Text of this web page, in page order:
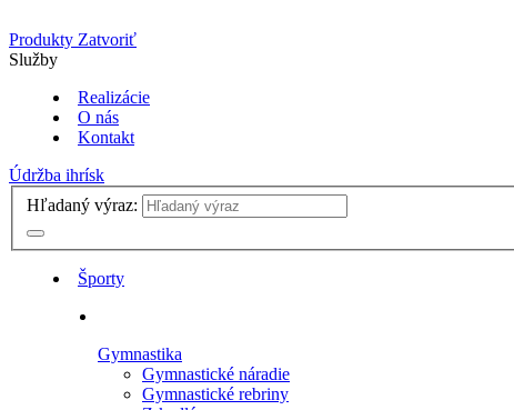
Produkty Zatvoriť
Služby
Realizácie
O nás
Kontakt
Údržba ihrísk
Hľadaný výraz:
Športy
Gymnastika
Gymnastické náradie
Gymnastické rebriny